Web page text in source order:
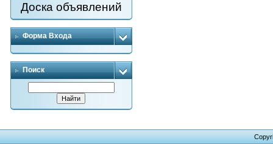
Доска объявлений
Форма Входа
Поиск